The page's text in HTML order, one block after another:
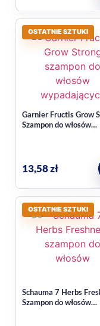
potrzebują
OSTATNIE SZTUKI
Garnier Fructis Grow
Szampon do włosów
13,58zł
OSTATNIE SZTUKI
Schauma 7 Herbs
Szampon do włosów